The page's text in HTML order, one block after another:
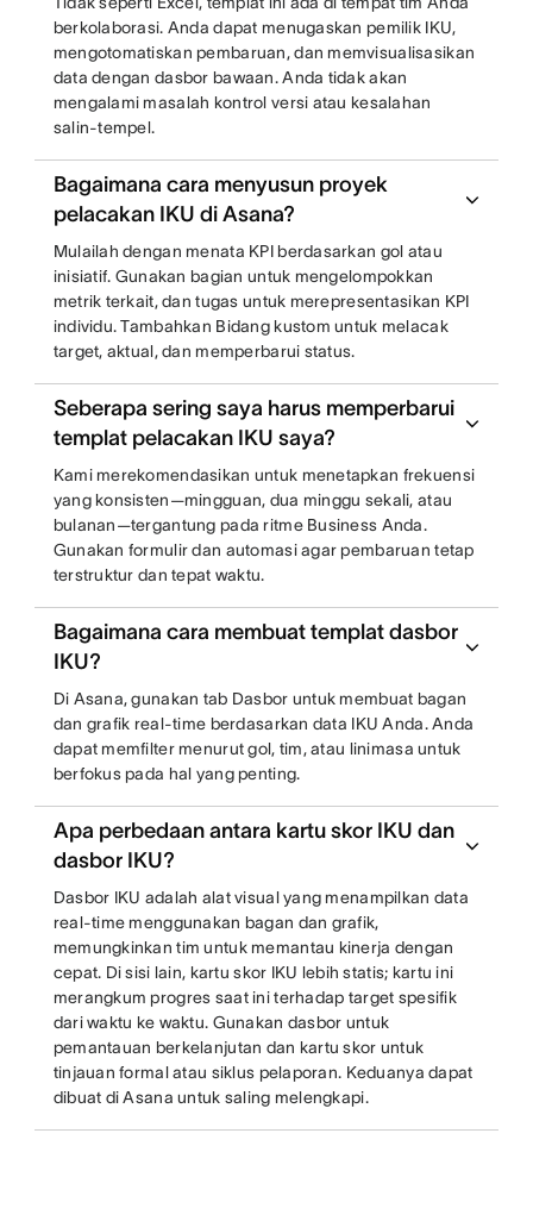
berkolaborasi. Anda dapat menugaskan pemilik IKU,
mengotomatiskan pembaruan, dan memvisualisasikan
data dengan dasbor bawaan. Anda tidak akan
mengalami masalah kontrol versi atau kesalahan
salin-tempel.
Bagaimana cara menyusun proyek
pelacakan IKU di Asana?
Mulailah dengan menata KPI berdasarkan gol atau
inisiatif. Gunakan bagian untuk mengelompokkan
metrik terkait, dan tugas untuk merepresentasikan KPI
individu. Tambahkan Bidang kustom untuk melacak
target, aktual, dan memperbarui status.
Seberapa sering saya harus memperbarui
templat pelacakan IKU saya?
Kami merekomendasikan untuk menetapkan frekuensi
yang konsisten—mingguan, dua minggu sekali, atau
bulanan—tergantung pada ritme Business Anda.
Gunakan formulir dan automasi agar pembaruan tetap
terstruktur dan tepat waktu.
Bagaimana cara membuat templat dasbor
IKU?
Di Asana, gunakan tab Dasbor untuk membuat bagan
dan grafik real-time berdasarkan data IKU Anda. Anda
dapat memfilter menurut gol, tim, atau linimasa untuk
berfokus pada hal yang penting.
Apa perbedaan antara kartu skor IKU dan
dasbor IKU?
Dasbor IKU adalah alat visual yang menampilkan data
real-time menggunakan bagan dan grafik,
memungkinkan tim untuk memantau kinerja dengan
cepat. Di sisi lain, kartu skor IKU lebih statis; kartu ini
merangkum progres saat ini terhadap target spesifik
dari waktu ke waktu. Gunakan dasbor untuk
pemantauan berkelanjutan dan kartu skor untuk
tinjauan formal atau siklus pelaporan. Keduanya dapat
dibuat di Asana untuk saling melengkapi.